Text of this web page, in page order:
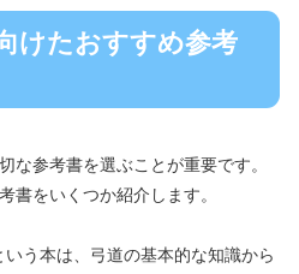
けたおすすめ参考
な参考書を選ぶことが重要です。
書をいくつか紹介します。
う本は、弓道の基本的な知識から